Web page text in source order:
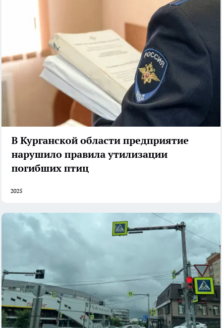
В Курганской области предприятие
нарушило правила утилизации
погибших птиц
2025